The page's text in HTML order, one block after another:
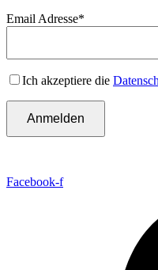
Email Adresse*
Ich akzeptiere die
Facebook-f